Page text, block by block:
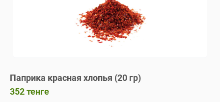
Паприка красная хлопья (20 гр)
352тенге